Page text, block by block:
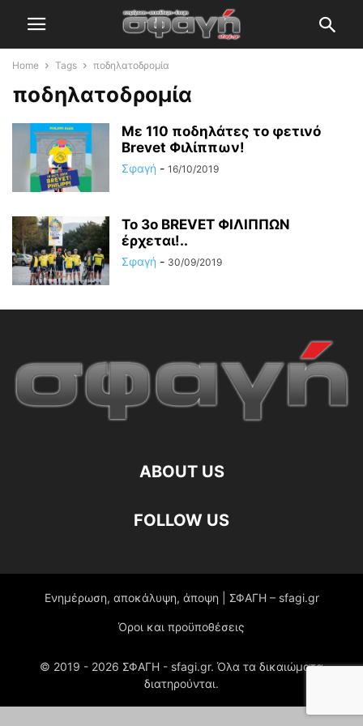
Home Tags ποδηλατοδρομία
ποδηλατοδρομία
Με 110 ποδηλάτες το φετινό
Brevet Φιλίππων!
Σφαγή - 16/10/2019
Το 3ο BREVET ΦΙΛΙΠΠΩΝ
έρχεται!..
Σφαγή - 30/09/2019
ABOUT US
FOLLOW US
Ενημέρωση, αποκάλυψη, άποψη | ΣΦΑΓΗ – sfagi.gr
Όροι και προϋποθέσεις
© 2019 - 2026 ΣΦΑΓΗ - sfagi.gr. Όλα τα δικαιώματα
διατηρούνται.